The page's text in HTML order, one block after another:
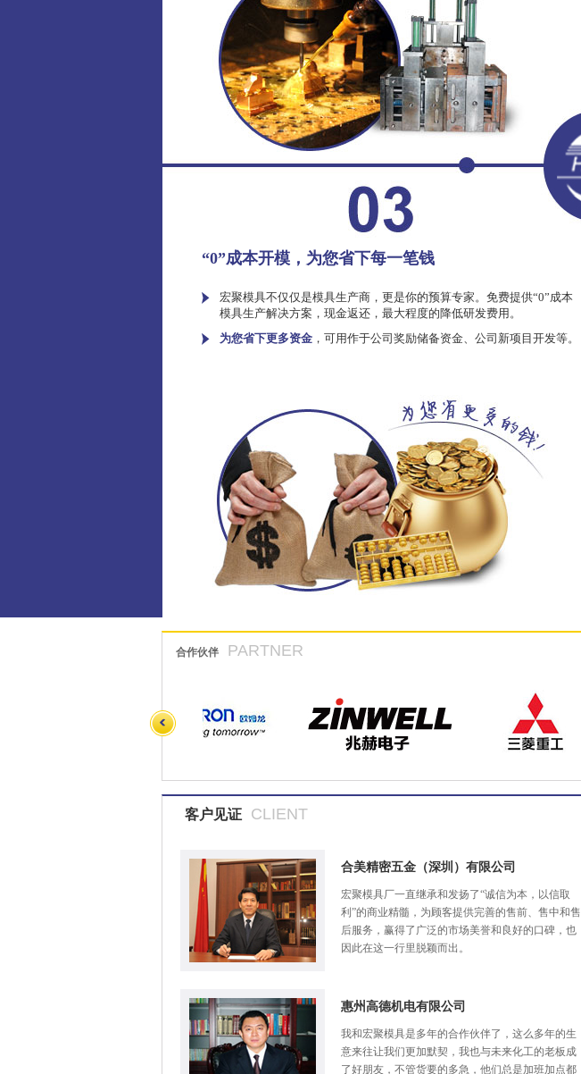
“0”成本开模，为您省下每一笔钱
宏聚模具不仅仅是模具生产商，更是你的预算专家。免费提供“0”成本
模具生产解决方案，现金返还，最大程度的降低研发费用。
为您省下更多资金 ，可用作于公司奖励储备资金、公司新项目开发等。
合作伙伴 PARTNER
客户见证 CLIENT
合美精密五金（深圳）有限公司
宏聚模具厂一直继承和发扬了“诚信为本，以信取
利”的商业精髓，为顾客提供完善的售前、售中和售
后服务，赢得了广泛的市场美誉和良好的口碑，也
因此在这一行里脱颖而出。
惠州高德机电有限公司
我和宏聚模具是多年的合作伙伴了，这么多年的生
意来往让我们更加默契，我也与未来化工的老板成
了好朋友，不管货要的多急，他们总是加班加点都